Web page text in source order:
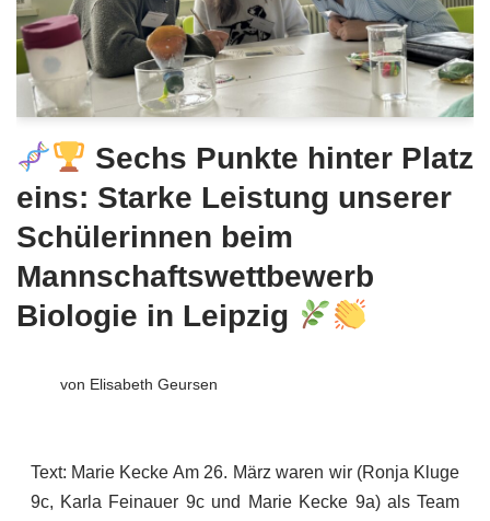
Sechs Punkte hinter Platz
eins: Starke Leistung unserer
Schülerinnen beim
Mannschaftswettbewerb
Biologie in Leipzig
von Elisabeth Geursen
Text: Marie Kecke Am 26. März waren wir (Ronja Kluge
9c, Karla Feinauer 9c und Marie Kecke 9a) als Team